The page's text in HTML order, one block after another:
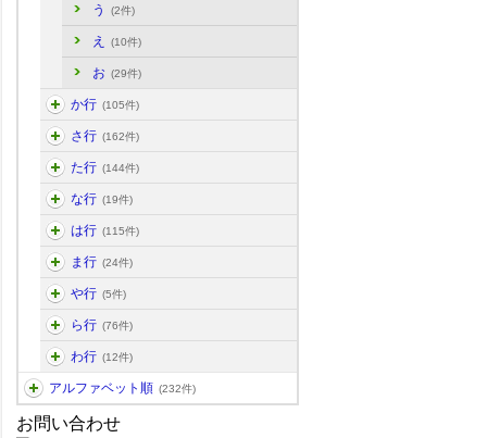
う (2件)
え (10件)
お (29件)
か行 (105件)
さ行 (162件)
た行 (144件)
な行 (19件)
は行 (115件)
ま行 (24件)
や行 (5件)
ら行 (76件)
わ行 (12件)
アルファベット順 (232件)
お問い合わせ